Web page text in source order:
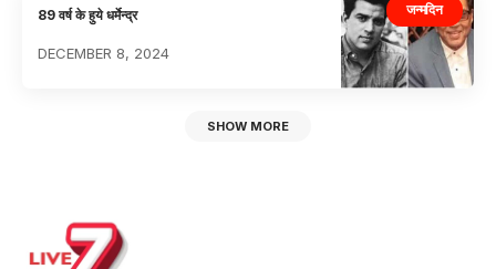
जन्मदिन
89 वर्ष के हुये धर्मेन्द्र
DECEMBER 8, 2024
SHOW MORE